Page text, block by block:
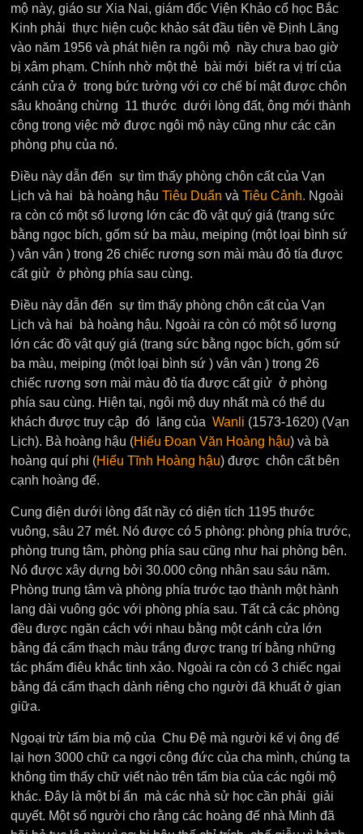
mộ này, giáo sư Xia Nai, giám đốc Viện Khảo cổ học Bắc
Kinh phải thực hiện cuộc khảo sát đầu tiên về Định Lăng
vào năm 1956 và phát hiện ra ngôi mộ nầy chưa bao giờ
bị xâm phạm. Chính nhờ một thẻ bài mới biết ra vị trí của
cánh cửa ở trong bức tường với cơ chế bí mật được chôn
sâu khoảng chừng 11 thước dưới lòng đất, ông mới thành
công trong việc mở được ngôi mộ này cũng như các căn
phòng phụ của nó.
Điều này dẫn đến sự tìm thấy phòng chôn cất của Vạn
Lịch và hai bà hoàng hậuTiêu Duẩn vàTiêu Cảnh. Ngoài
ra còn có một số lượng lớn các đồ vật quý giá (trang sức
bằng ngọc bích, gốm sứ ba màu, meiping (một lọại bình sứ
) vân vân ) trong 26 chiếc rương sơn mài màu đỏ tía được
cất giử ở phòng phía sau cùng.
Điều này dẫn đến sự tìm thấy phòng chôn cất của Vạn
Lịch và hai bà hoàng hậu. Ngoài ra còn có một số lượng
lớn các đồ vật quý giá (trang sức bằng ngọc bích, gốm sứ
ba màu, meiping (một lọại bình sứ ) vân vân ) trong 26
chiếc rương sơn mài màu đỏ tía được cất giử ở phòng
phía sau cùng. Hiện tại, ngôi mộ duy nhất mà có thể du
khách được truy cập đó lăng của Wanli (1573-1620) (Vạn
Lịch). Bà hoàng hậu (Hiếu Đoan Văn Hoàng hậu) và bà
hoàng quí phi (Hiếu Tĩnh Hoàng hậu) được chôn cất bên
cạnh hoàng đế.
Cung điện dưới lòng đất nầy có diện tích 1195 thước
vuông, sâu 27 mét. Nó được có 5 phòng: phòng phía trước,
phòng trung tâm, phòng phía sau cũng như hai phòng bên.
Nó được xây dựng bởi 30.000 công nhân sau sáu năm.
Phòng trung tâm và phòng phía trước tạo thành một hành
lang dài vuông góc với phòng phía sau. Tất cả các phòng
đều được ngăn cách với nhau bằng một cánh cửa lớn
bằng đá cẩm thạch màu trắng được trang trí bằng những
tác phẩm điêu khắc tinh xảo. Ngoài ra còn có 3 chiếc ngai
bằng đá cẩm thạch dành riêng cho người đã khuất ở gian
giữa.
Ngoại trừ tấm bia mộ của Chu Đệ mà người kế vị ông để
lại hơn 3000 chữ ca ngợi công đức của cha mình, chúng ta
không tìm thấy chữ viết nào trên tấm bia của các ngôi mộ
khác. Đây là một bí ẩn mà các nhà sử học cần phải giải
quyết. Một số người cho rằng các hoàng đế nhà Minh đã